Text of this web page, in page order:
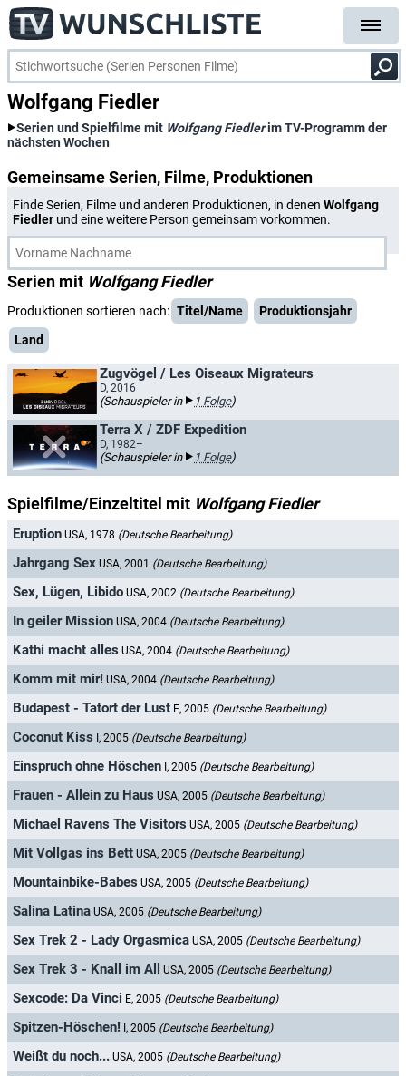
Wolfgang Fiedler
Serien und Spielfilme mit Wolfgang Fiedlerim TV-Programm der
nächsten Wochen
Gemeinsame Serien, Filme, Produktionen
Finde Serien, Filme und anderen Produktionen, in denen Wolfgang
Fiedler und eine weitere Person gemeinsam vorkommen.
Serien mit Wolfgang Fiedler
Produktionen sortieren nach: Titel/Name
Produktionsjahr
Land
Zugvögel / Les Oiseaux Migrateurs
D, 2016
(Schauspieler in 1 Folge)
Terra X / ZDF Expedition
D, 1982–
(Schauspieler in 1 Folge)
Spielfilme/Einzeltitel mit Wolfgang Fiedler
Eruption USA, 1978 (Deutsche Bearbeitung)
Jahrgang Sex USA, 2001 (Deutsche Bearbeitung)
Sex, Lügen, Libido USA, 2002 (Deutsche Bearbeitung)
In geiler Mission USA, 2004 (Deutsche Bearbeitung)
Kathi macht alles USA, 2004 (Deutsche Bearbeitung)
Komm mit mir! USA, 2004 (Deutsche Bearbeitung)
Budapest - Tatort der Lust E, 2005 (Deutsche Bearbeitung)
Coconut Kiss I, 2005 (Deutsche Bearbeitung)
Einspruch ohne Höschen I, 2005 (Deutsche Bearbeitung)
Frauen - Allein zu Haus USA, 2005 (Deutsche Bearbeitung)
Michael Ravens The Visitors USA, 2005 (Deutsche Bearbeitung)
Mit Vollgas ins Bett USA, 2005 (Deutsche Bearbeitung)
Mountainbike-Babes USA, 2005 (Deutsche Bearbeitung)
Salina Latina USA, 2005 (Deutsche Bearbeitung)
Sex Trek 2 - Lady Orgasmica USA, 2005 (Deutsche Bearbeitung)
Sex Trek 3 - Knall im All USA, 2005 (Deutsche Bearbeitung)
Sexcode: Da Vinci E, 2005 (Deutsche Bearbeitung)
Spitzen-Höschen! I, 2005 (Deutsche Bearbeitung)
Weißt du noch... USA, 2005 (Deutsche Bearbeitung)